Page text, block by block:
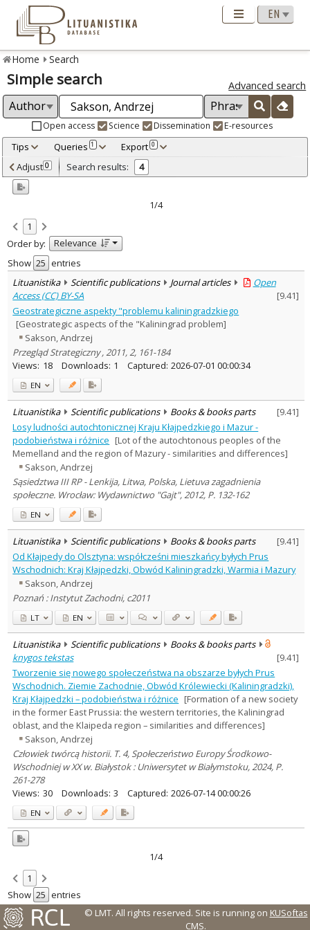
Home Search
Simple search Advanced search
Open access Science Dissemination E-resources
Tips Queries 1 Export 0
Adjusted by criteria 0
Year
Refine
Open access
Scientific publications 4
Document Type:
Books & books parts 3
Journal articles 1
Subject area:
Ethnology 1
History 4
Political sciences 1
Text language
Historical periods
Lithuanian place names
Subject
Journal
Adjust 0 Search results: 4
1/4
1
Order by:
Relevance
Show
entries
Lituanistika
Scientific publications Journal articles
Open
Access (CC) BY-SA
[9.41]
Geostrategiczne aspekty "problemu kaliningradzkiego
[Geostrategic aspects of the "Kaliningrad problem]
Sakson, Andrzej
Przegląd Strategiczny , 2011, 2, 161-184
Views: 18 Downloads: 1 Captured: 2026-07-01 00:00:34
EN
Lituanistika Scientific publications Books & books parts [9.41]
Losy ludności autochtonicznej Kraju Kłajpedzkiego i Mazur -
podobieństwa i różnice [Lot of the autochtonous peoples of the
Memelland and the region of Mazury - similarities and differences]
Sakson, Andrzej
Sąsiedztwa III RP - Lenkija, Litwa, Polska, Lietuva zagadnienia
społeczne. Wrocław: Wydawnictwo "Gajt", 2012, P. 132-162
EN
Lituanistika Scientific publications Books & books parts [9.41]
Od Kłajpedy do Olsztyna: współcześni mieszkańcy byłych Prus
Wschodnich: Kraj Kłajpedzki, Obwód Kaliningradzki, Warmia i Mazury
Sakson, Andrzej
Poznań : Instytut Zachodni, c2011
LT EN
Lituanistika Scientific publications
Books & books parts
knygos tekstas
[9.41]
Tworzenie się nowego społeczeństwa na obszarze byłych Prus
Wschodnich. Ziemie Zachodnie, Obwód Królewiecki (Kaliningradzki),
Kraj Kłajpedzki – podobieństwa i różnice [Formation of a new society
in the former East Prussia: the western territories, the Kaliningrad
oblast, and the Klaipeda region – similarities and differences]
Sakson, Andrzej
Człowiek twórcą historii. T. 4, Społeczeństwo Europy Środkowo-
Wschodniej w XX w. Białystok : Uniwersytet w Białymstoku, 2024, P.
261-278
Views: 30 Downloads: 3 Captured: 2026-07-14 00:00:26
EN
1/4
1
Show
entries
© LMT. All rights reserved. Site is running on KUSoftas
CMS.